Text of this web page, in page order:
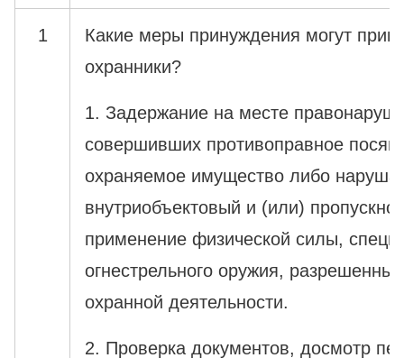
1
Какие меры принуждения могут
охранники?
1. Задержание на месте
совершивших противоправное
охраняемое имущество либо
внутриобъектовый и (или)
применение физической силы,
огнестрельного оружия,
охранной деятельности.
2. Проверка документов, досмотр